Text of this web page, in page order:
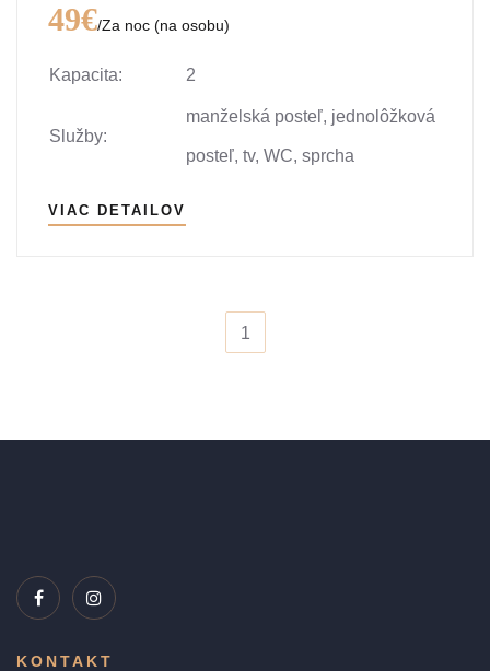
49€/Za noc (na osobu)
Kapacita: 2
Služby:
manželská posteľ, jednolôžková
posteľ, tv, WC, sprcha
VIAC DETAILOV
1
KONTAKT